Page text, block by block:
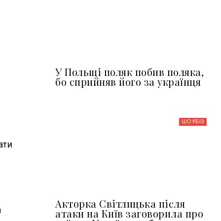
У Польщі поляк побив поляка,
бо сприйняв його за українця
ШОУБIЗ
Акторка Світлицька після
атаки на Київ заговорила про